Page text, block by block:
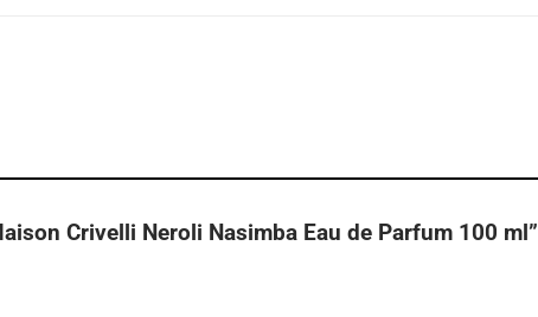
Crivelli Neroli Nasimba Eau de Parfum 100 ml”